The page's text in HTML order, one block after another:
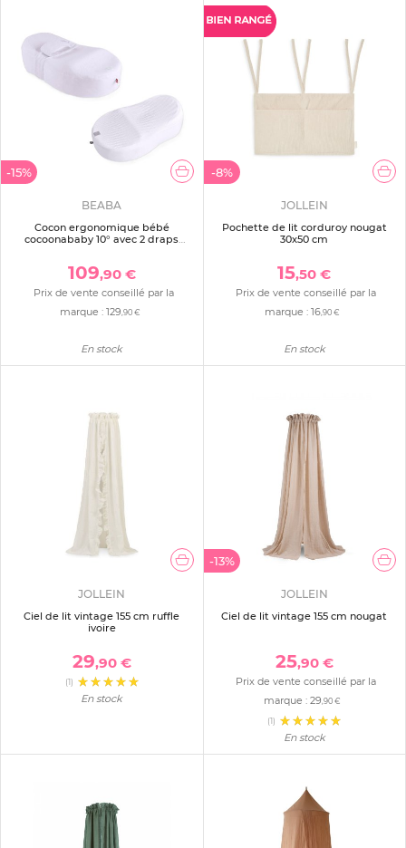
-15%
BEABA
Cocon ergonomique bébé
cocoonababy 10° avec 2 draps
109,90 €
Prix de vente conseillé par la
marque : 129,90 €
En stock
-8%
JOLLEIN
Pochette de lit corduroy nougat
30x50 cm
15,50 €
Prix de vente conseillé par la
marque :16,90 €
En stock
JOLLEIN
Ciel de lit vintage 155 cm ruffle
ivoire
29,90 €
(1)
En stock
-13%
JOLLEIN
Ciel de lit vintage 155 cm nougat
25,90 €
Prix de vente conseillé par la
marque :29,90 €
(1)
En stock